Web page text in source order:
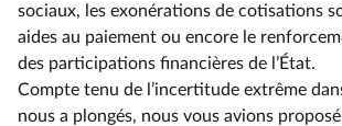
sociaux, les exonérations de cotisations
aides au paiement ou encore le
des participations financières de l’État.
Compte tenu de l’incertitude extrême
nous a plongés, nous vous avions